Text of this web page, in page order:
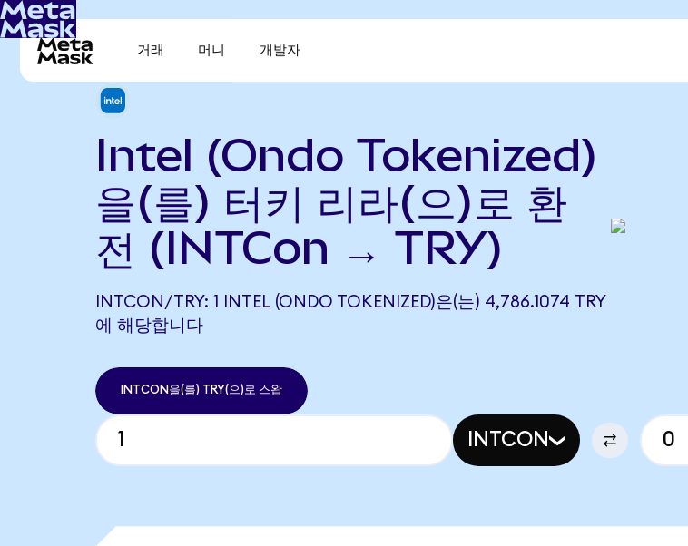
거래 머니 개발자
Intel (Ondo Tokenized)
을(를) 터키 리라(으)로 환
전 (INTCon → TRY)
INTCON/TRY: 1 INTEL (ONDO TOKENIZED)은(는) 4,786.1074 TRY
에 해당합니다
INTCON을(를) TRY(으)로 스왑
INTCON